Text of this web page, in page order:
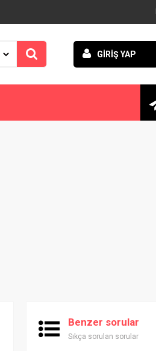
GİRİŞ YAP
Benzer sorular
Sıkça sorulan sorular